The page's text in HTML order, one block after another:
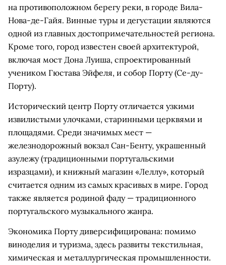
на противоположном берегу реки, в городе Вила-
Нова-де-Гайя. Винные туры и дегустации являются
одной из главных достопримечательностей региона.
Кроме того, город известен своей архитектурой,
включая мост Дона Луиша, спроектированный
учеником Гюстава Эйфеля, и собор Порту (Се-ду-
Порту).
Исторический центр Порту отличается узкими
извилистыми улочками, старинными церквями и
площадями. Среди значимых мест —
железнодорожный вокзал Сан-Бенту, украшенный
азулежу (традиционными португальскими
изразцами), и книжный магазин «Леллу», который
считается одним из самых красивых в мире. Город
также является родиной фаду — традиционного
португальского музыкального жанра.
Экономика Порту диверсифицирована: помимо
виноделия и туризма, здесь развиты текстильная,
химическая и металлургическая промышленности.